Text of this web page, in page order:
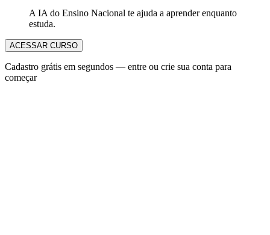
A IA do Ensino Nacional te ajuda a aprender enquanto
estuda.
ACESSAR CURSO
Cadastro grátis em segundos — entre ou crie sua conta para
começar